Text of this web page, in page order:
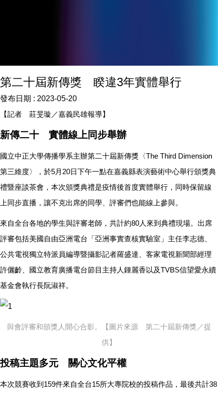
第二十屆新傳獎 睽違3年實體舉行
發布日期 : 2023-05-20
【記者 莊旻璇／嘉義民雄報導】
新傳二十 實體線上同步舉辦
國立中正大學傳播學系主辦第二十屆新傳獎〈The Third Dimension
第三維度〉，於5月20日下午一點在嘉義縣表演藝術中心舉行頒獎典
禮暨座談茶會，本次頒獎典禮是疫情後首度實體舉行，同時保留線
上同步直播，讓不克出席的同學、評審們也能線上參與。
來自全台各地的學生與評審老師，共計約80人來到典禮現場。出席
評審包括美國自由亞洲電台「亞洲事實查核實驗室」主任李志德、
公共電視獨立特派員編導暨攝影記者羅盛達、客家電視新聞部經理
許儷齡、國立教育廣播電台節目主持人鍾麗香以及TVBS信望愛永續
基金會執行長阮淑祥。
與會評審和頒獎人開心合影。【圖片來源 第二十屆新傳獎／提
供】
投稿主題多元 關心文化平權
本次競賽收到159件來自全台15所大專院校的投稿作品，最後共計38